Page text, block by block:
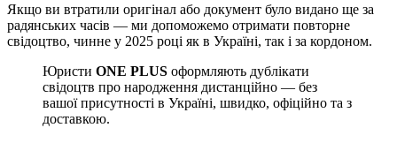
Якщо ви втратили оригінал або документ було видано ще за
радянських часів — ми допоможемо отримати повторне
свідоцтво, чинне у 2025 році як в Україні, так і за кордоном.
Юристи ONE PLUS оформляють дублікати
свідоцтв про народження дистанційно — без
вашої присутності в Україні, швидко, офіційно та з
доставкою.